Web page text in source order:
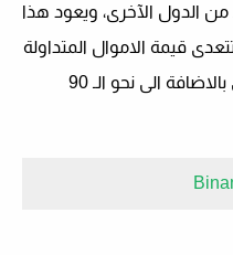
من الدول الآخرى، ويعود هذا
قيمة الاموال المتداولة
فيها يوميا الـ 76 مليار دولار امريكي بالاضافة الى نحو الـ 90